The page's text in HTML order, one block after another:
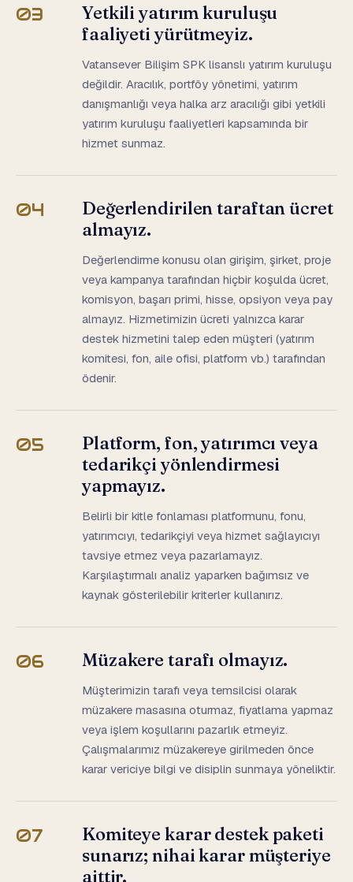
03
Yetkili yatırım kuruluşu
faaliyeti yürütmeyiz.
Vatansever Bilişim SPK lisanslı yatırım kuruluşu
değildir. Aracılık, portföy yönetimi, yatırım
danışmanlığı veya halka arz aracılığı gibi yetkili
yatırım kuruluşu faaliyetleri kapsamında bir
hizmet sunmaz.
04
Değerlendirilen taraftan ücret
almayız.
Değerlendirme konusu olan girişim, şirket, proje
veya kampanya tarafından hiçbir koşulda ücret,
komisyon, başarı primi, hisse, opsiyon veya pay
almayız. Hizmetimizin ücreti yalnızca karar
destek hizmetini talep eden müşteri (yatırım
komitesi, fon, aile ofisi, platform vb.) tarafından
ödenir.
05
Platform, fon, yatırımcı veya
tedarikçi yönlendirmesi
yapmayız.
Belirli bir kitle fonlaması platformunu, fonu,
yatırımcıyı, tedarikçiyi veya hizmet sağlayıcıyı
tavsiye etmez veya pazarlamayız.
Karşılaştırmalı analiz yaparken bağımsız ve
kaynak gösterilebilir kriterler kullanırız.
06 Müzakere tarafı olmayız.
Müşterimizin tarafı veya temsilcisi olarak
müzakere masasına oturmaz, fiyatlama yapmaz
veya işlem koşullarını pazarlık etmeyiz.
Çalışmalarımız müzakereye girilmeden önce
karar vericiye bilgi ve disiplin sunmaya yöneliktir.
07
Komiteye karar destek paketi
sunarız; nihai karar müşteriye
aittir.